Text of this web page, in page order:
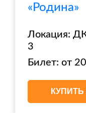
«Родина»
Локация: ДК
3
Билет: от